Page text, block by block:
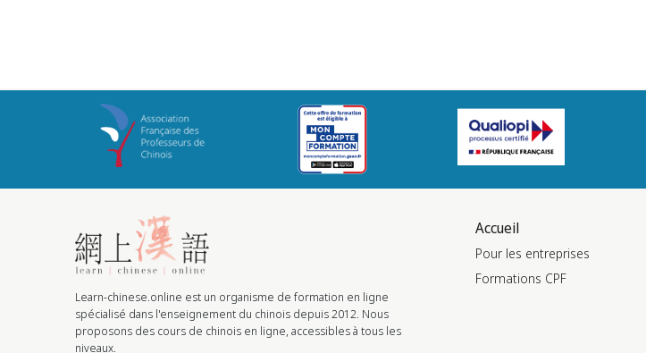
Learn-chinese.online est un organisme de formation en ligne
spécialisé dans l'enseignement du chinois depuis 2012. Nous
proposons des cours de chinois en ligne, accessibles à tous les
niveaux.
Accueil
Pour les entreprises
Formations CPF